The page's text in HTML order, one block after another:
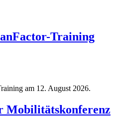
Training
am 12. August 2026.
Mobilitätskonferenz